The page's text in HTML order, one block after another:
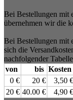
Bei Bestellungen mit
übernehmen wir die
Bei Bestellungen mit
sich die
nachfolgender
von
bis Kosten
0 €
20 €
3,50 €
20 € 40.00 € 4,90 €